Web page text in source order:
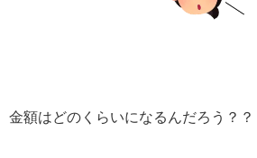
金額はどのくらいになるんだろう？？